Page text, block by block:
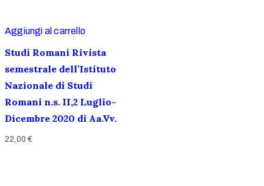
Aggiungi al carrello
Studi Romani Rivista
semestrale dell’Istituto
Nazionale di Studi
Romani n.s. II,2 Luglio-
Dicembre 2020 di Aa.Vv.
22,00€